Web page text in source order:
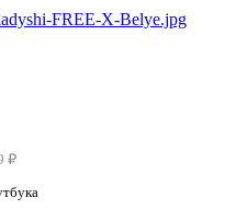
FREE-X-Belye.jpg
₽